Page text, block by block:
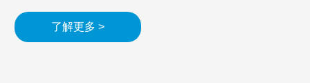
了解更多 >